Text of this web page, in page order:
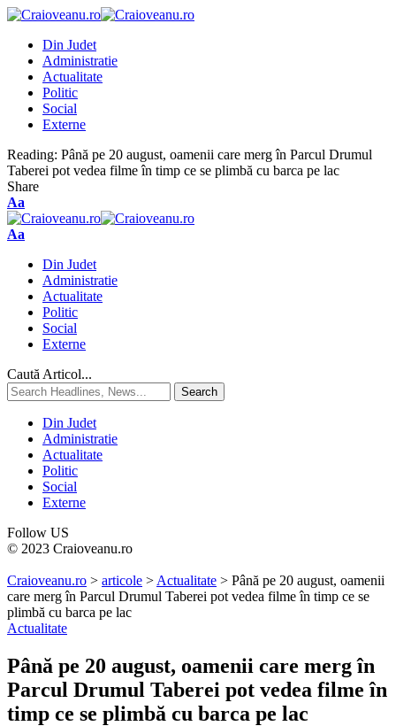
Din Judet
Administratie
Actualitate
Politic
Social
Externe
Reading: Până pe 20 august, oamenii care merg în Parcul Drumul
Taberei pot vedea filme în timp ce se plimbă cu barca pe lac
Share
Aa
Aa
Din Judet
Administratie
Actualitate
Politic
Social
Externe
Caută Articol...
Din Judet
Administratie
Actualitate
Politic
Social
Externe
Follow US
© 2023 Craioveanu.ro
Craioveanu.ro > articole > Actualitate > Până pe 20 august, oamenii
care merg în Parcul Drumul Taberei pot vedea filme în timp ce se
plimbă cu barca pe lac
Actualitate
Până pe 20 august, oamenii care merg în
Parcul Drumul Taberei pot vedea filme în
timp ce se plimbă cu barca pe lac